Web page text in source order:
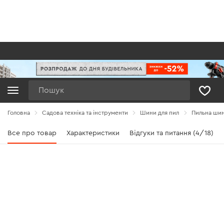
Головна Садова техніка та інструменти Шини для пил Пильна
Все про товар Характеристики Відгуки та питання (4/18)